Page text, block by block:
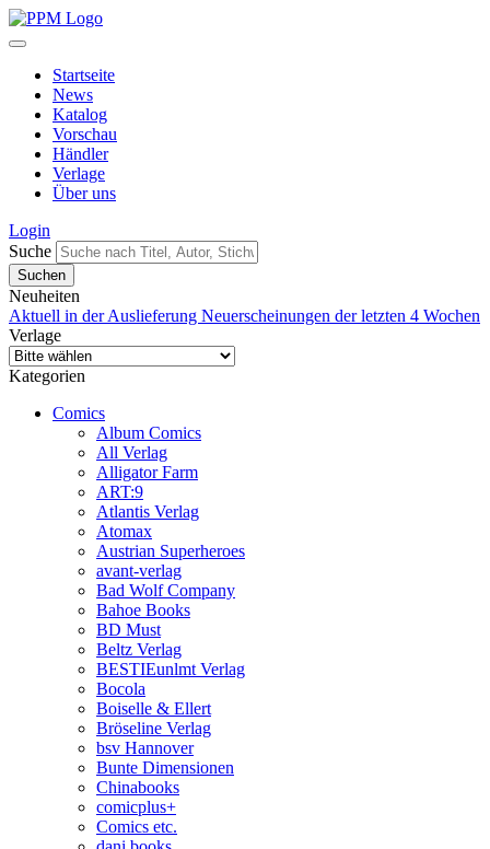
Startseite
News
Katalog
Vorschau
Händler
Verlage
Über uns
Login
Suche
Neuheiten
Aktuell in der Auslieferung Neuerscheinungen der letzten 4 Wochen
Verlage
Kategorien
Comics
Album Comics
All Verlag
Alligator Farm
ART:9
Atlantis Verlag
Atomax
Austrian Superheroes
avant-verlag
Bad Wolf Company
Bahoe Books
BD Must
Beltz Verlag
BESTIEunlmt Verlag
Bocola
Boiselle & Ellert
Bröseline Verlag
bsv Hannover
Bunte Dimensionen
Chinabooks
comicplus+
Comics etc.